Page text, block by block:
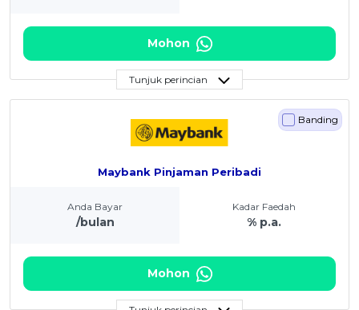
Mohon
Tunjuk perincian
Maybank Pinjaman Peribadi
Banding
Anda Bayar
/bulan
Kadar Faedah
% p.a.
Mohon